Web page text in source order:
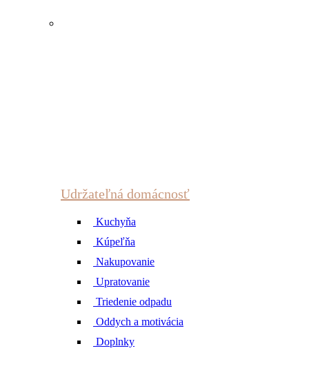
Udržateľná domácnosť
Kuchyňa
Kúpeľňa
Nakupovanie
Upratovanie
Triedenie odpadu
Oddych a motivácia
Doplnky